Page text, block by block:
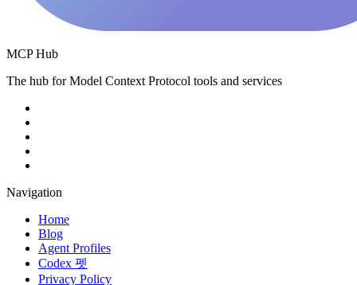
MCP Hub
The hub for Model Context Protocol tools and services
Navigation
Home
Blog
Agent Profiles
Codex 펫
Privacy Policy